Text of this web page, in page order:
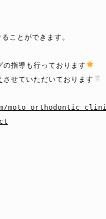
ことができます。
指導も行っております
させていただいております